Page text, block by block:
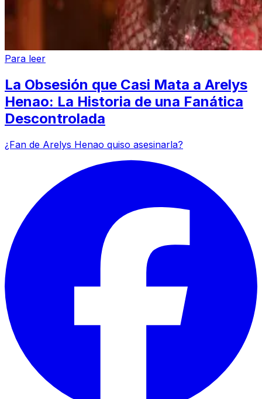
Para leer
La Obsesión que Casi Mata a Arelys
Henao: La Historia de una Fanática
Descontrolada
¿Fan de Arelys Henao quiso asesinarla?